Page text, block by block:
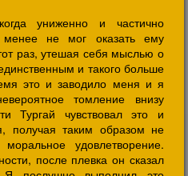
униженно и частично
не мог оказать ему
раз, утешая себя мыслью о
и такого больше
это и заводило меня и я
томление внизу
Тургай чувствовал это и
получая таким образом не
удовлетворение.
после плевка он сказал